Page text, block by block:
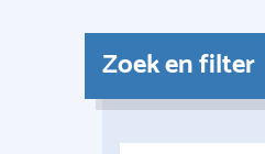
Zoek en filter